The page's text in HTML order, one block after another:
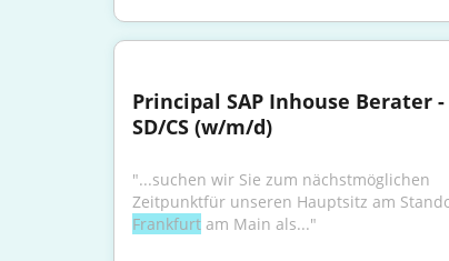
Principal SAP Inhouse Berater -
SD/CS (w/m/d)
"...suchen wir Sie zum nächstmöglichen
Frankfurt am Main als..."